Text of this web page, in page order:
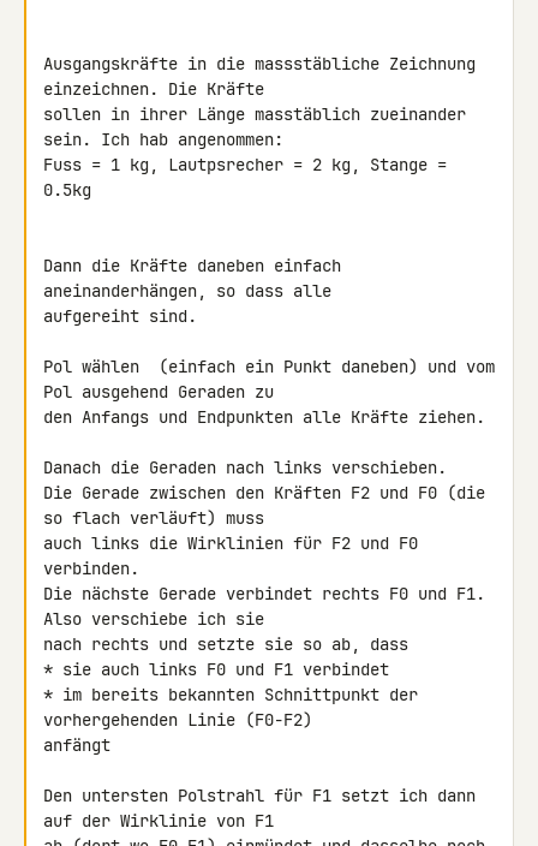
Ausgangskräfte in die massstäbliche Zeichnung
einzeichnen. Die Kräfte
sollen in ihrer Länge masstäblich zueinander
sein. Ich hab angenommen:
Fuss = 1 kg, Lautpsrecher = 2 kg, Stange =
0.5kg
Dann die Kräfte daneben einfach
aneinanderhängen, so dass alle
aufgereiht sind.
Pol wählen  (einfach ein Punkt daneben) und vom
Pol ausgehend Geraden zu
den Anfangs und Endpunkten alle Kräfte ziehen.
Danach die Geraden nach links verschieben.
Die Gerade zwischen den Kräften F2 und F0 (die
so flach verläuft) muss
auch links die Wirklinien für F2 und F0
verbinden.
Die nächste Gerade verbindet rechts F0 und F1.
Also verschiebe ich sie
nach rechts und setzte sie so ab, dass
* sie auch links F0 und F1 verbindet
* im bereits bekannten Schnittpunkt der
vorhergehenden Linie (F0-F2)
anfängt
Den untersten Polstrahl für F1 setzt ich dann
auf der Wirklinie von F1